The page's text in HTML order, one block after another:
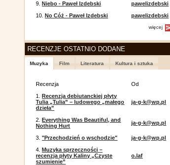
9.Niebo - Paweł Izdebski
pawelizdebski
10.No Cóż - Paweł Izdebski pawelizdebski
więcej
RECENZJE OSTATNIO DODANE
Muzyka Film Literatura Kultura i sztuka
Recenzja
Od
1.Recenzja debiutanckiej płyty
Tulia „Tulia” – ludowego „małego
dzieła”
ja-g-k@wp.pl
2.Everything Was Beautiful, and
Nothing Hurt
ja-g-k@wp.pl
3."Przechodzień o wschodzie"
ja-g-k@wp.pl
4.Muzyka sprzeczności –
recenzja płyty Kaliny „Czyste
szumienie”
o.laf